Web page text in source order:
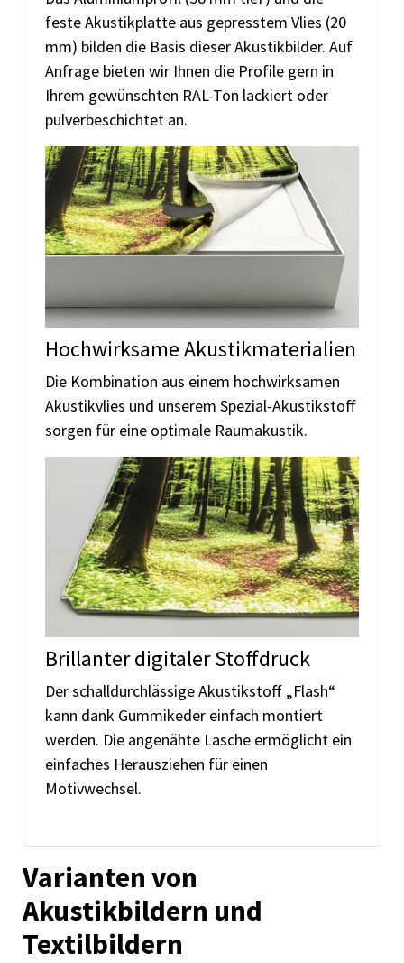
feste Akustikplatte aus gepresstem Vlies (20
mm) bilden die Basis dieser Akustikbilder. Auf
Anfrage bieten wir Ihnen die Profile gern in
Ihrem gewünschten RAL-Ton lackiert oder
pulverbeschichtet an.
Hochwirksame Akustikmaterialien
Die Kombination aus einem hochwirksamen
Akustikvlies und unserem Spezial-Akustikstoff
sorgen für eine optimale Raumakustik.
Brillanter digitaler Stoffdruck
Der schalldurchlässige Akustikstoff „Flash“
kann dank Gummikeder einfach montiert
werden. Die angenähte Lasche ermöglicht ein
einfaches Herausziehen für einen
Motivwechsel.
Varianten von
Akustikbildern und
Textilbildern